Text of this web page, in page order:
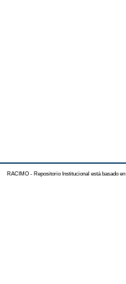
RACIMO - Repositorio Institucional está basado en